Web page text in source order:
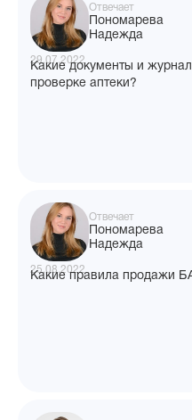
Отвечает
Пономарева
Надежда
29.07.2022
Какие документы и
проверке аптеки?
Отвечает
Пономарева
Надежда
25.08.2022
Какие правила продажи